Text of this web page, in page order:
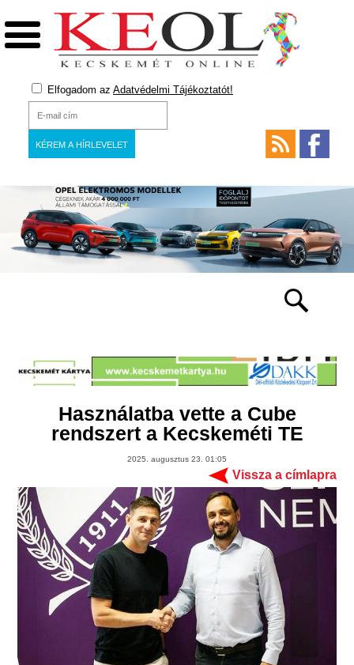
Elfogadom az Adatvédelmi Tájékoztatót!
Használatba vette a Cube
rendszert a Kecskeméti TE
2025. augusztus 23. 01:05
Vissza a címlapra